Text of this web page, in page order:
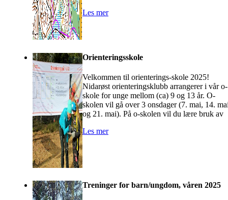
Les mer
Orienteringsskole
Velkommen til orienterings-skole 2025!
Nidarøst orienteringsklubb arrangerer i vår o-
skole for unge mellom (ca) 9 og 13 år. O-
skolen vil gå over 3 onsdager (7. mai, 14.
og 21. mai). På o-skolen vil du lære bruk av
Les mer
Treninger for barn/ungdom, våren 2025